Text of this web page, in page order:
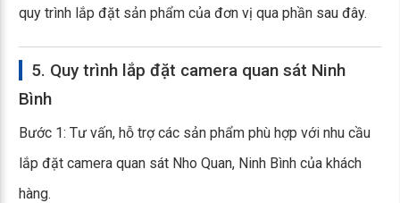
quy trình lắp đặt sản phẩm của đơn vị qua phần sau đây.
5. Quy trình lắp đặt camera quan sát Ninh
Bình
Bước 1: Tư vấn, hỗ trợ các sản phẩm phù hợp với nhu cầu
lắp đặt camera quan sát Nho Quan, Ninh Bình của khách
hàng.